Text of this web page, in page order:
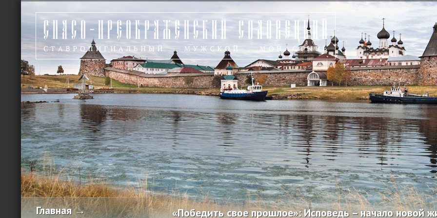
Главная → «Победить свое прошлое»: Исповедь – начало новой